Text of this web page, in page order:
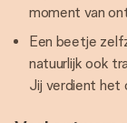
moment van
Een beetje
natuurlijk ook
Jij verdient het